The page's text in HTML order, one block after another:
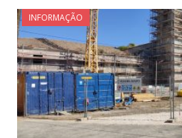
INFORMAÇÃO